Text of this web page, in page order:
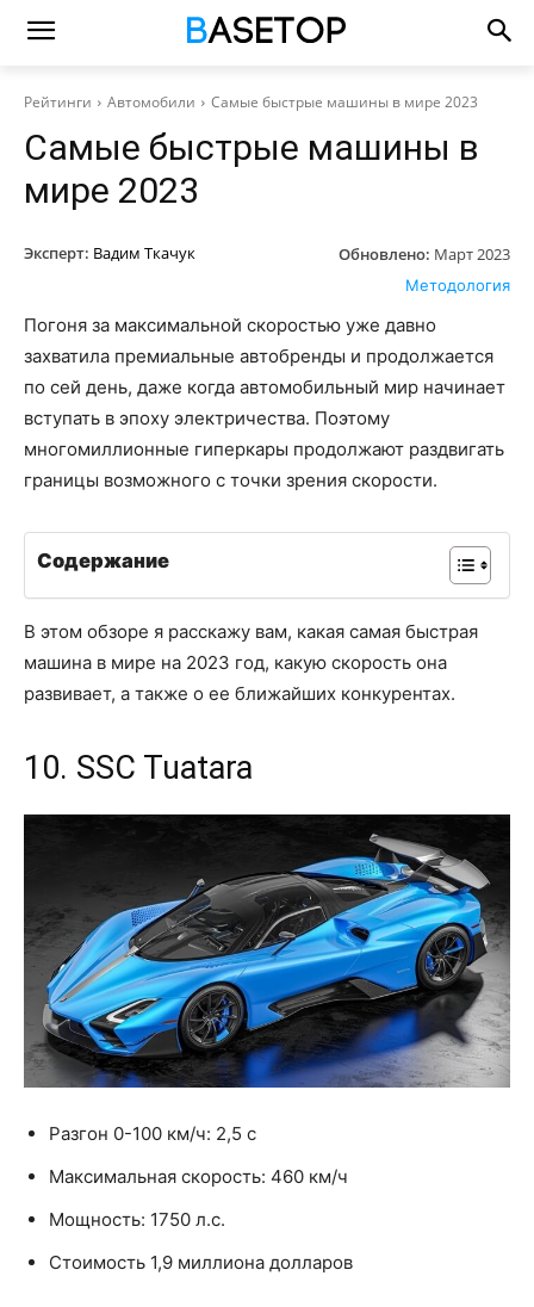
Рейтинги Автомобили Самые быстрые машины в мире 2023
Самые быстрые машины в
мире 2023
Эксперт: Вадим Ткачук Обновлено: Март 2023
Методология
Погоня за максимальной скоростью уже давно
захватила премиальные автобренды и продолжается
по сей день, даже когда автомобильный мир начинает
вступать в эпоху электричества. Поэтому
многомиллионные гиперкары продолжают раздвигать
границы возможного с точки зрения скорости.
Содержание
В этом обзоре я расскажу вам, какая самая быстрая
машина в мире на 2023 год, какую скорость она
развивает, а также о ее ближайших конкурентах.
10. SSC Tuatara
Разгон 0-100 км/ч: 2,5 с
Максимальная скорость: 460 км/ч
Мощность: 1750 л.с.
Стоимость 1,9 миллиона долларов